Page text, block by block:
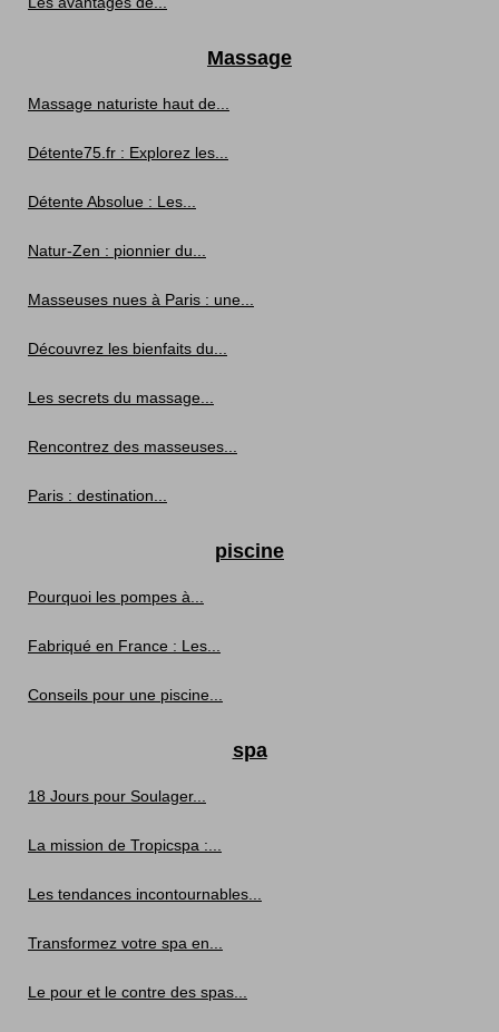
Massage
Massage naturiste haut de...
Détente75.fr : Explorez les...
Détente Absolue : Les...
Natur-Zen : pionnier du...
Masseuses nues à Paris : une...
Découvrez les bienfaits du...
Les secrets du massage...
Rencontrez des masseuses...
Paris : destination...
piscine
Pourquoi les pompes à...
Fabriqué en France : Les...
Conseils pour une piscine...
spa
18 Jours pour Soulager...
La mission de Tropicspa :...
Les tendances incontournables...
Transformez votre spa en...
Le pour et le contre des spas...